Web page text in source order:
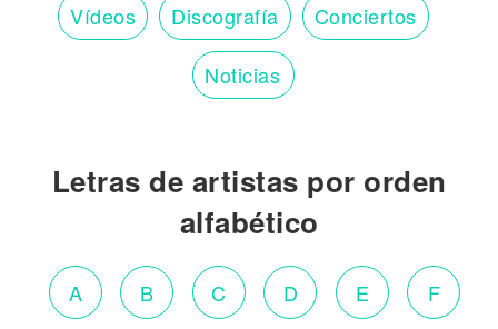
Vídeos Discografía Conciertos
Noticias
Letras de artistas por orden
alfabético
A B C D E F